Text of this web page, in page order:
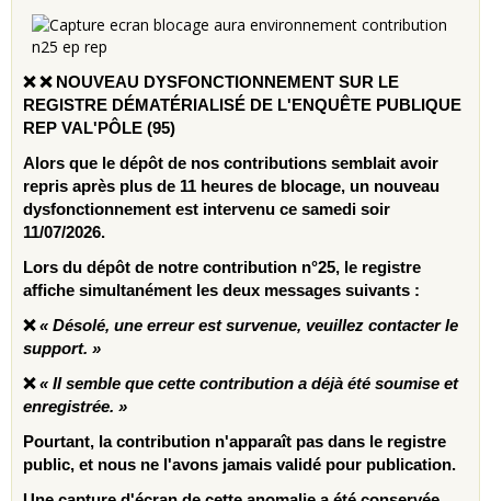
❌ ❌NOUVEAU DYSFONCTIONNEMENT SUR LE
REGISTRE DÉMATÉRIALISÉ DE L'ENQU ÊTE PUBLIQUE
REP VAL'PÔLE (95)
Alors que le dépôt de nos contributions semblait avoir
repris après plus de 11 heures de blocage, un nouveau
dysfonctionnement est intervenu ce samedi soir
11/07/2026.
Lors du dépôt de notre contribution n°25, le registre
affiche simultanément les deux messages suivants :
❌ « Désolé, une erreur est survenue, veuillez contacter le
support. »
❌ « Il semble que cette contribution a déjà été soumise et
enregistrée. »
Pourtant, la contribution n'apparaît pas dans le registre
public, et nous ne l'avons jamais validé pour publication.